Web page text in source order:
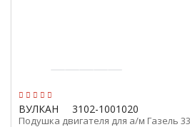
ВУЛКАН 3102-1001020
Подушка двигателя для а/м Газель